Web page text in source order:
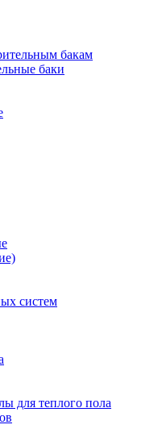
бакам
баки
систем
для теплого пола